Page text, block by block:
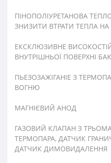
ПІНОПОЛІУРЕТАНОВА
ЗНИЗИТИ ВТРАТИ ТЕПЛА НА
ЕКСКЛЮЗИВНЕ
ВНУТРІШНЬОЇ ПОВЕРХНІ
ПЬЕЗОЗАЖІГАНІЕ З
ВОГНЮ
МАГНІЄВИЙ АНОД
ГАЗОВИЙ КЛАПАН З
ТЕРМОПАРА, ДАТЧИК
ДАТЧИК ДИМОВИДАЛЕННЯ